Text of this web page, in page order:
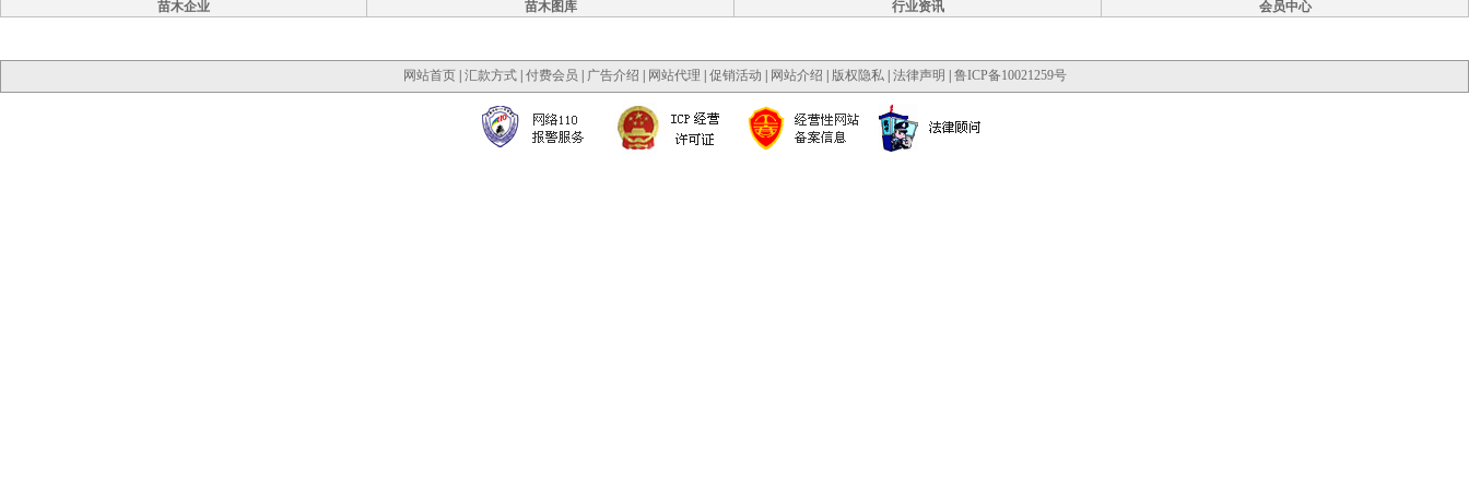
苗木企业 苗木图库 行业资讯 会员中心
网站首页| 汇款方式| 付费会员 广告介绍 网站代理 促销活动 网站介绍 版权隐私| 法律声明 鲁ICP备10021259号